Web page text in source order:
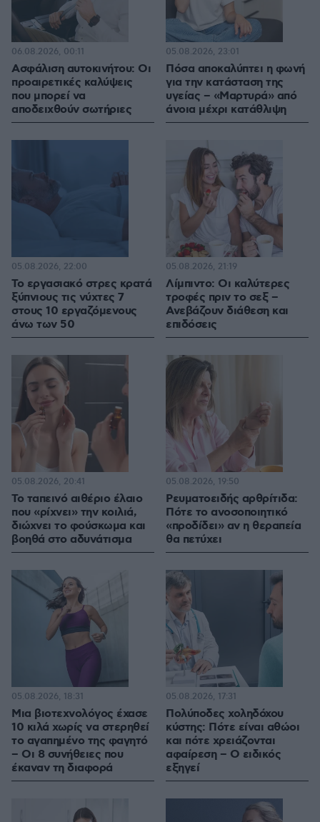
Ασφάλιση αυτοκινήτου: Οι
προαιρετικές καλύψεις
που μπορεί να
αποδειχθούν σωτήριες
06.08.2026, 00:11
Πόσα αποκαλύπτει η φωνή
για την κατάσταση της
υγείας – «Μαρτυρά» από
άνοια μέχρι κατάθλιψη
05.08.2026, 23:01
Το εργασιακό στρες κρατά
ξύπνιους τις νύχτες 7
στους 10 εργαζόμενους
άνω των 50
05.08.2026, 22:00
Λίμπιντο: Οι καλύτερες
τροφές πριν το σεξ –
Ανεβάζουν διάθεση και
επιδόσεις
05.08.2026, 21:19
Το ταπεινό αιθέριο έλαιο
που «ρίχνει» την κοιλιά,
διώχνει το φούσκωμα και
βοηθά στο αδυνάτισμα
05.08.2026, 20:41
Ρευματοειδής αρθρίτιδα:
Πότε το ανοσοποιητικό
«προδίδει» αν η θεραπεία
θα πετύχει
05.08.2026, 19:50
Μια βιοτεχνολόγος έχασε
10 κιλά χωρίς να στερηθεί
το αγαπημένο της φαγητό
– Οι 8 συνήθειες που
έκαναν τη διαφορά
05.08.2026, 18:31
Πολύποδες χοληδόχου
κύστης: Πότε είναι αθώοι
και πότε χρειάζονται
αφαίρεση – Ο ειδικός
εξηγεί
05.08.2026, 17:31